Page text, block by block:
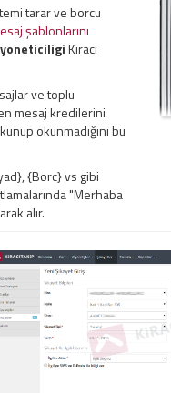
tarar ve borcu
şablonlarını
Kiracı
ve toplu
mesaj kredilerini
okunmadığını bu
{Borc} vs gibi
"Merhaba
alır.